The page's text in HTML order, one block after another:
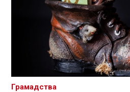
Грамадства